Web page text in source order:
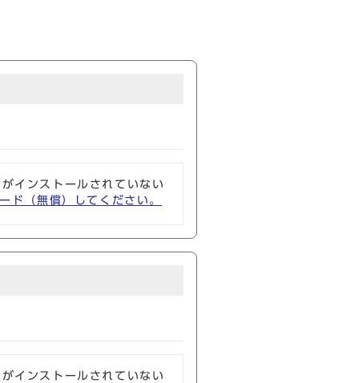
インストールされていない
（無償）してください。
インストールされていない